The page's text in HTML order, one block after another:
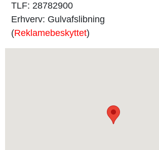
TLF: 28782900
Erhverv: Gulvafslibning
(Reklamebeskyttet)